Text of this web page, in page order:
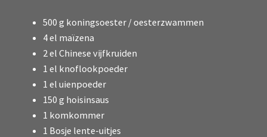
500 g koningsoester / oesterzwammen
4 el maïzena
2 el Chinese vijfkruiden
1 el knoflookpoeder
1 el uienpoeder
150 g hoisinsaus
1 komkommer
1 Bosje lente-uitjes